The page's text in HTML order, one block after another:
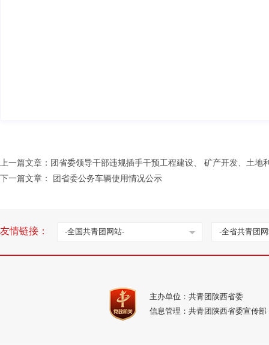
上一篇文章： 团省委领导干部违规插手干预工程建设、 矿产开发、土地
下一篇文章：
团省委公务车辆使用情况公示
友情链接： -全国共青团网站- -全省共青团
主办单位：共青团陕西省委
信息管理：共青团陕西省委宣传部